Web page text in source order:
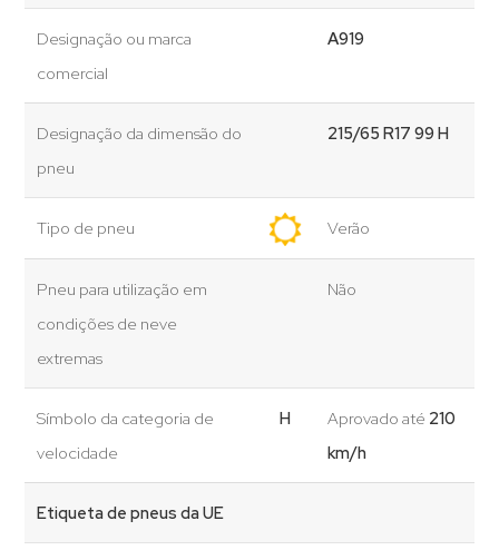
Designação ou marca
comercial
A919
Designação da dimensão do
pneu
215/65 R17 99 H
Tipo de pneu Verão
Pneu para utilização em
condições de neve
extremas
Não
Símbolo da categoria de
velocidade
H Aprovado até 210
km/h
Etiqueta de pneus da UE